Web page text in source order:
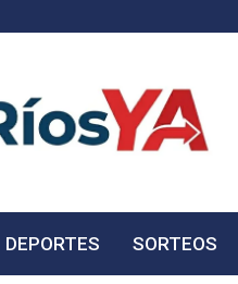
Ríos
DEPORTES SORTEOS